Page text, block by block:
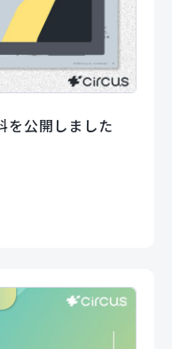
を公開しました